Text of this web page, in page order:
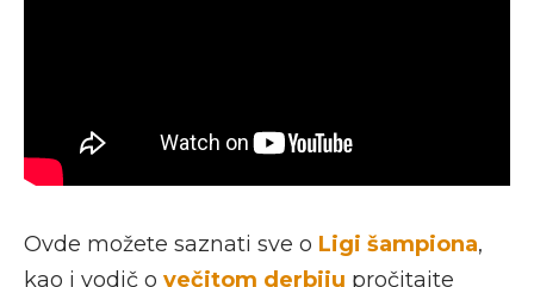
Ovde možete saznati sve o Ligi šampiona,
kao i vodič o večitom derbiju pročitajte